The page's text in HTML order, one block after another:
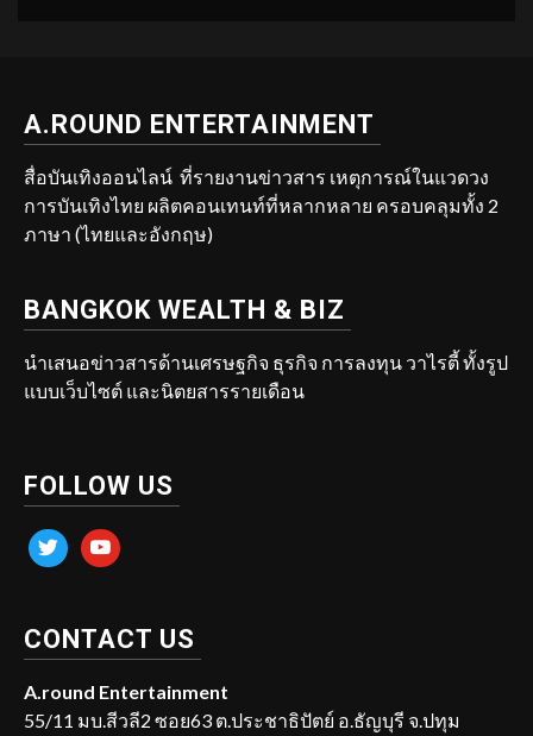
A.ROUND ENTERTAINMENT
สื่อบันเทิงออนไลน์ ที่รายงานข่าวสาร เหตุการณ์ในแวดวง
การบันเทิงไทย ผลิตคอนเทนท์ที่หลากหลาย ครอบคลุมทั้ง 2
ภาษา (ไทยและอังกฤษ)
BANGKOK WEALTH & BIZ
นำเสนอข่าวสารด้านเศรษฐกิจ ธุรกิจ การลงทุน วาไรตี้ ทั้งรูป
แบบเว็บไซต์ และนิตยสารรายเดือน
FOLLOW US
twitter youtube
CONTACT US
A.round Entertainment
55/11 มบ.สีวลี2 ซอย63 ต.ประชาธิปัตย์ อ.ธัญบุรี จ.ปทุม